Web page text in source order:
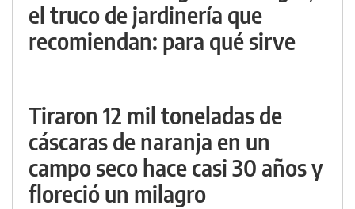
el truco de jardinería que
recomiendan: para qué sirve
Tiraron 12 mil toneladas de
cáscaras de naranja en un
campo seco hace casi 30 años y
floreció un milagro